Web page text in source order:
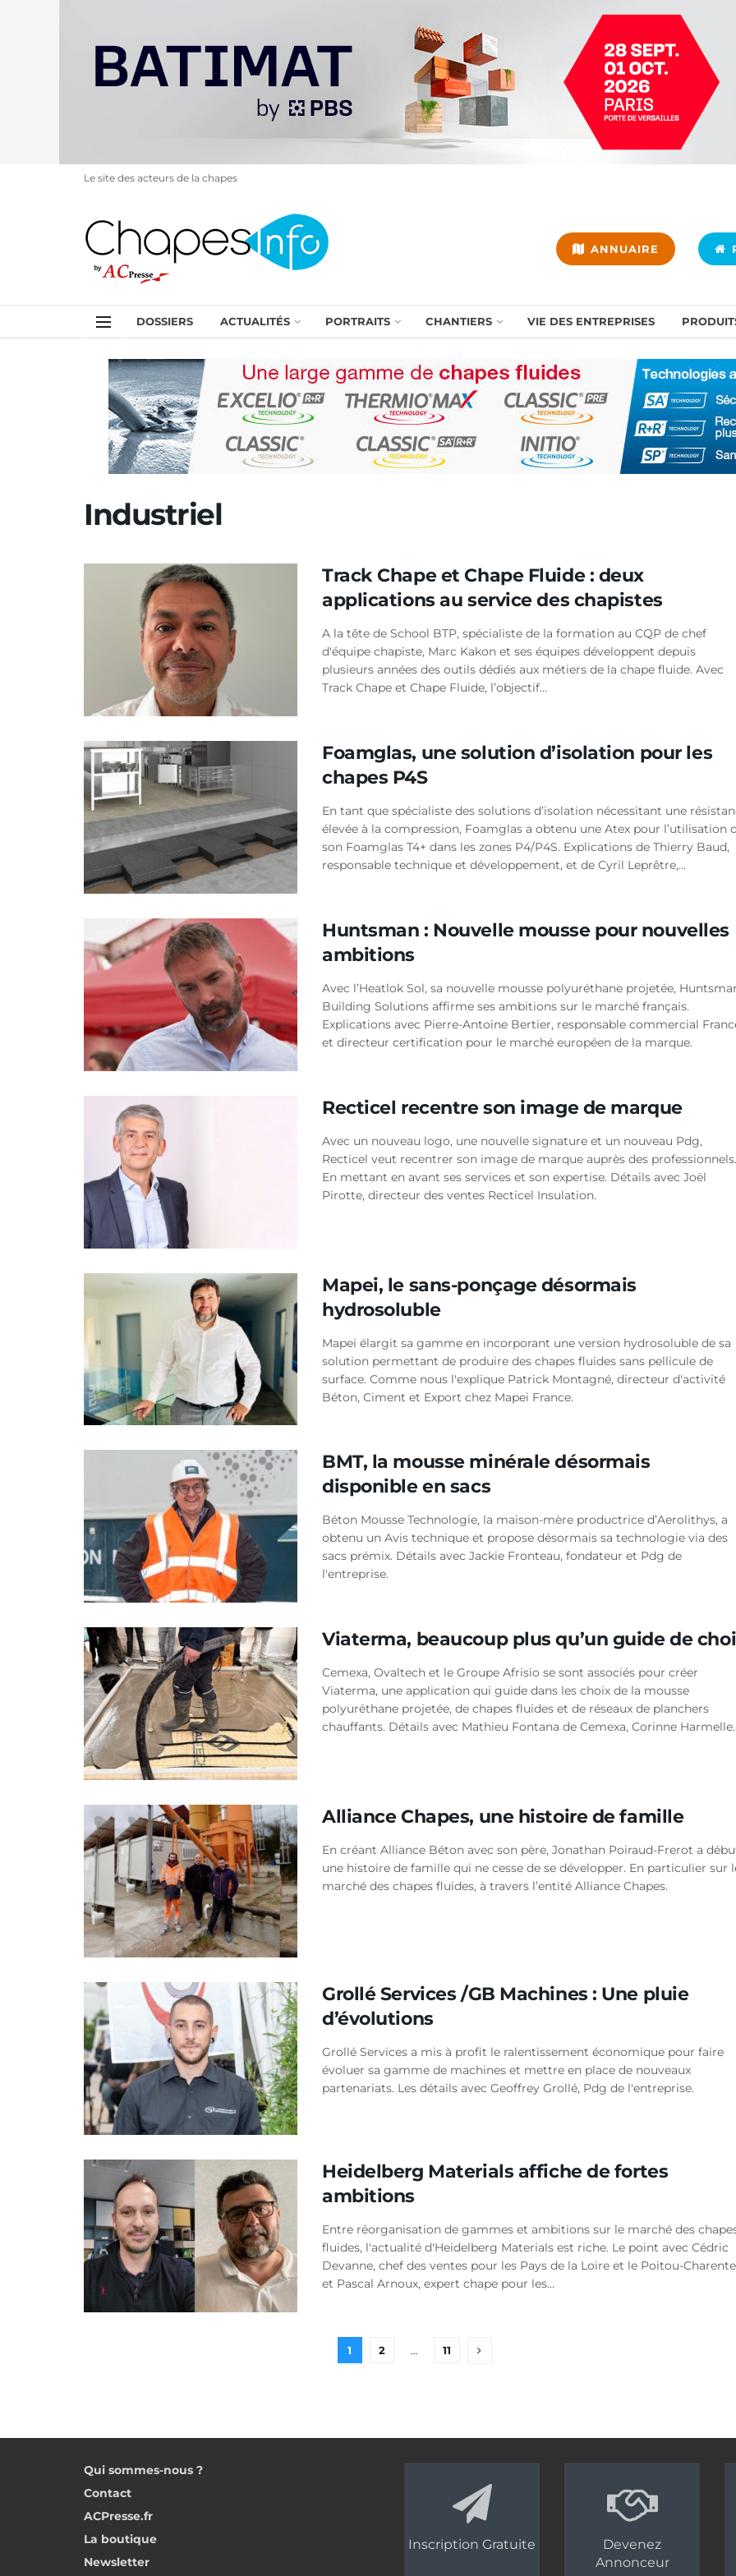
Le site des acteurs de la chapes
ANNUAIRE
DOSSIERS ACTUALITÉS PORTRAITS CHANTIERS VIE DES ENTREPRISES
Industriel
Track Chape et Chape Fluide : deux
applications au service des chapistes
A la tête de School BTP, spécialiste de la formation au CQP de chef
d'équipe chapiste, Marc Kakon et ses équipes développent depuis
plusieurs années des outils dédiés aux métiers de la chape fluide. Avec
Track Chape et Chape Fluide, l’objectif...
Foamglas, une solution d’isolation pour les
chapes P4S
En tant que spécialiste des solutions d’isolation nécessitant une
élevée à la compression, Foamglas a obtenu une Atex pour l’utilisation
son Foamglas T4+ dans les zones P4/P4S. Explications de Thierry Baud,
responsable technique et développement, et de Cyril Leprêtre,...
Huntsman : Nouvelle mousse pour nouvelles
ambitions
Avec l’Heatlok Sol, sa nouvelle mousse polyuréthane projetée,
Building Solutions affirme ses ambitions sur le marché français.
Explications avec Pierre-Antoine Bertier, responsable commercial
et directeur certification pour le marché européen de la marque.
Recticel recentre son image de marque
Avec un nouveau logo, une nouvelle signature et un nouveau Pdg,
Recticel veut recentrer son image de marque auprès des professionnels.
En mettant en avant ses services et son expertise. Détails avec Joël
Pirotte, directeur des ventes Recticel Insulation.
Mapei, le sans-ponçage désormais
hydrosoluble
Mapei élargit sa gamme en incorporant une version hydrosoluble de sa
solution permettant de produire des chapes fluides sans pellicule de
surface. Comme nous l'explique Patrick Montagné, directeur d'activité
Béton, Ciment et Export chez Mapei France.
BMT, la mousse minérale désormais
disponible en sacs
Béton Mousse Technologie, la maison-mère productrice d’Aerolithys, a
obtenu un Avis technique et propose désormais sa technologie via des
sacs prémix. Détails avec Jackie Fronteau, fondateur et Pdg de
l'entreprise.
Viaterma, beaucoup plus qu’un guide de
Cemexa, Ovaltech et le Groupe Afrisio se sont associés pour créer
Viaterma, une application qui guide dans les choix de la mousse
polyuréthane projetée, de chapes fluides et de réseaux de planchers
chauffants. Détails avec Mathieu Fontana de Cemexa, Corinne
Alliance Chapes, une histoire de famille
En créant Alliance Béton avec son père, Jonathan Poiraud-Frerot a
une histoire de famille qui ne cesse de se développer. En particulier sur
marché des chapes fluides, à travers l’entité Alliance Chapes.
Grollé Services /GB Machines : Une pluie
d’évolutions
Grollé Services a mis à profit le ralentissement économique pour faire
évoluer sa gamme de machines et mettre en place de nouveaux
partenariats. Les détails avec Geoffrey Grollé, Pdg de l'entreprise.
Heidelberg Materials affiche de fortes
ambitions
Entre réorganisation de gammes et ambitions sur le marché des
fluides, l'actualité d'Heidelberg Materials est riche. Le point avec Cédric
Devanne, chef des ventes pour les Pays de la Loire et le Poitou-
et Pascal Arnoux, expert chape pour les...
1 2 … 11
Qui sommes-nous ?
Contact
ACPresse.fr
La boutique
Newsletter
Inscription Gratuite
Devenez
Annonceur